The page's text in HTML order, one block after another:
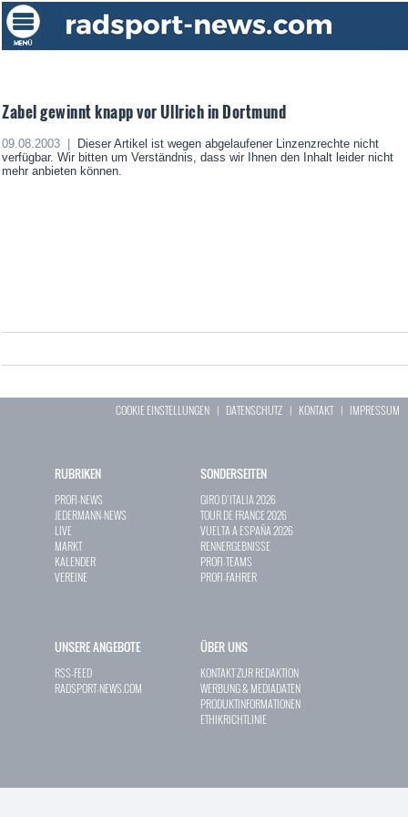
Zabel gewinnt knapp vor Ullrich in Dortmund
09.08.2003 |
Dieser Artikel ist wegen abgelaufener Linzenzrechte nicht
verfügbar. Wir bitten um Verständnis, dass wir Ihnen den Inhalt leider nicht
mehr anbieten können.
COOKIE EINSTELLUNGEN | DATENSCHUTZ | KONTAKT| IMPRESSUM
RUBRIKEN
PROFI-NEWS
JEDERMANN-NEWS
LIVE
MARKT
KALENDER
VEREINE
SONDERSEITEN
GIRO D`ITALIA 2026
TOUR DE FRANCE 2026
VUELTA A ESPAÑA 2026
RENNERGEBNISSE
PROFI-TEAMS
PROFI-FAHRER
UNSERE ANGEBOTE
RSS-FEED
RADSPORT-NEWS.COM
ÜBER UNS
KONTAKT ZUR REDAKTION
WERBUNG & MEDIADATEN
PRODUKTINFORMATIONEN
ETHIKRICHTLINIE